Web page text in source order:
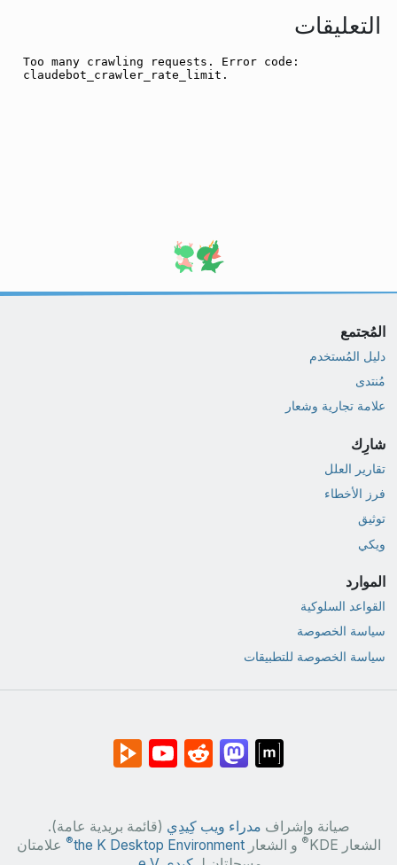
التعليقات
المُجتمع
دليل المُستخدم
مُنتدى
علامة تجارية وشعار
شارِك
تقارير العلل
فرز الأخطاء
توثيق
ويكي
الموارد
القواعد السلوكية
سياسة الخصوصة
سياسة الخصوصة للتطبيقات
صيانة وإشراف مدراء ويب كِيدِي (قائمة بريدية عامة).
الشعار KDE
® و الشعارthe K Desktop Environment
® علامتان